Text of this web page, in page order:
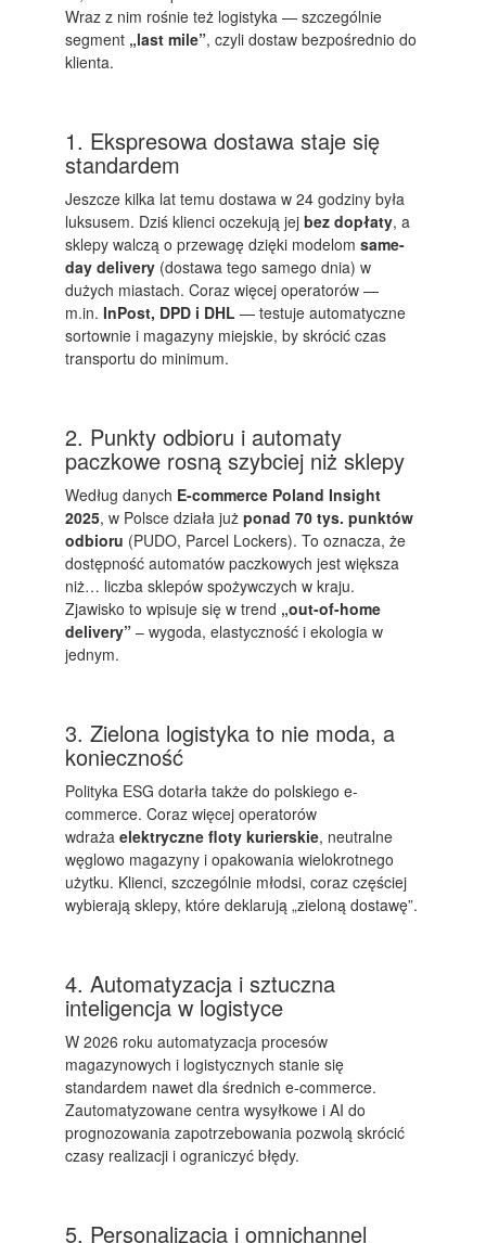
Wraz z nim rośnie też logistyka — szczególnie
segment „last mile”, czyli dostaw bezpośrednio do
klienta.
1. Ekspresowa dostawa staje się
standardem
Jeszcze kilka lat temu dostawa w 24 godziny była
luksusem. Dziś klienci oczekują jej bez dopłaty, a
sklepy walczą o przewagę dzięki modelom same-
day delivery (dostawa tego samego dnia) w
dużych miastach. Coraz więcej operatorów —
m.in. InPost, DPD i DHL — testuje automatyczne
sortownie i magazyny miejskie, by skrócić czas
transportu do minimum.
2. Punkty odbioru i automaty
paczkowe rosną szybciej niż sklepy
Według danych E-commerce Poland Insight
2025, w Polsce działa już ponad 70 tys. punktów
odbioru (PUDO, Parcel Lockers). To oznacza, że
dostępność automatów paczkowych jest większa
niż… liczba sklepów spożywczych w kraju.
Zjawisko to wpisuje się w trend „out-of-home
delivery” – wygoda, elastyczność i ekologia w
jednym.
3. Zielona logistyka to nie moda, a
konieczność
Polityka ESG dotarła także do polskiego e-
commerce. Coraz więcej operatorów
wdraża elektryczne floty kurierskie, neutralne
węglowo magazyny i opakowania wielokrotnego
użytku. Klienci, szczególnie młodsi, coraz częściej
wybierają sklepy, które deklarują „zieloną dostawę”.
4. Automatyzacja i sztuczna
inteligencja w logistyce
W 2026 roku automatyzacja procesów
magazynowych i logistycznych stanie się
standardem nawet dla średnich e-commerce.
Zautomatyzowane centra wysyłkowe i AI do
prognozowania zapotrzebowania pozwolą skrócić
czasy realizacji i ograniczyć błędy.
5. Personalizacja i omnichannel